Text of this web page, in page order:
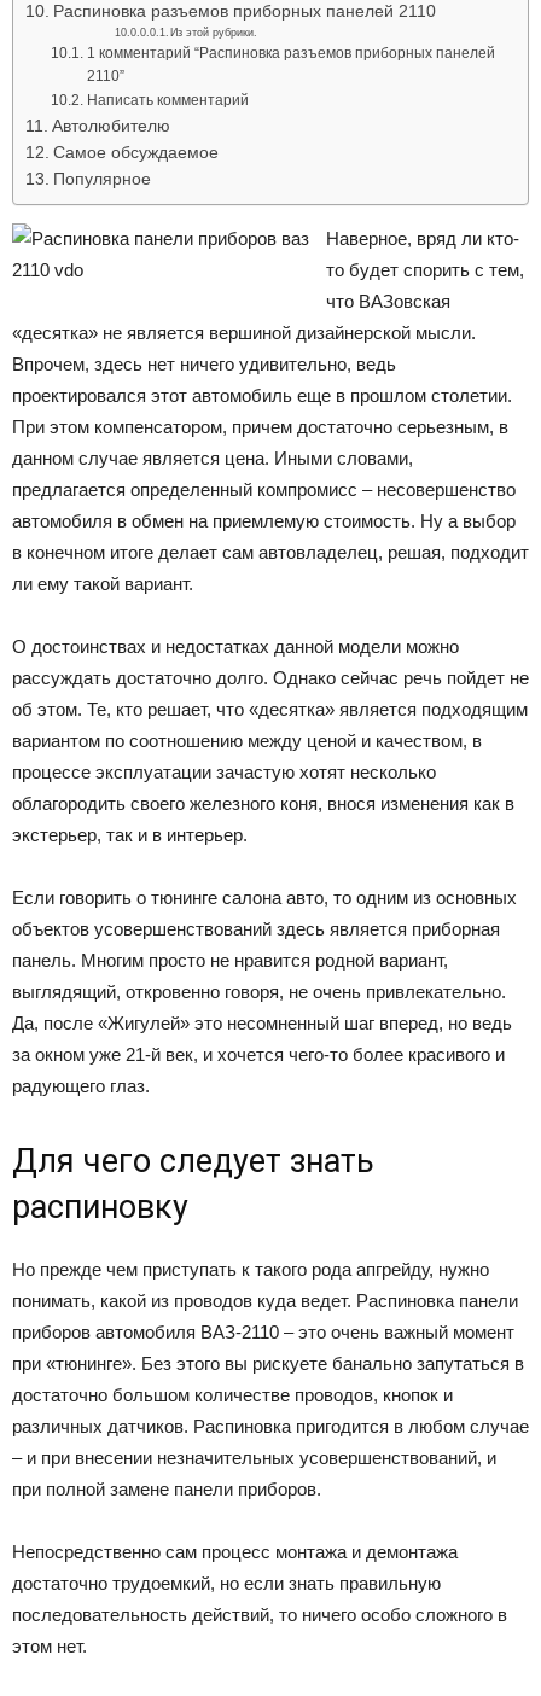
Распиновка разъемов приборных панелей 2110
Из этой рубрики.
1 комментарий “Распиновка разъемов приборных панелей
2110”
Написать комментарий
Автолюбителю
Самое обсуждаемое
Популярное
Наверное, вряд ли кто-
то будет спорить с тем,
что ВАЗовская
«десятка» не является вершиной дизайнерской мысли.
Впрочем, здесь нет ничего удивительно, ведь
проектировался этот автомобиль еще в прошлом столетии.
При этом компенсатором, причем достаточно серьезным, в
данном случае является цена. Иными словами,
предлагается определенный компромисс – несовершенство
автомобиля в обмен на приемлемую стоимость. Ну а выбор
в конечном итоге делает сам автовладелец, решая, подходит
ли ему такой вариант.
О достоинствах и недостатках данной модели можно
рассуждать достаточно долго. Однако сейчас речь пойдет не
об этом. Те, кто решает, что «десятка» является подходящим
вариантом по соотношению между ценой и качеством, в
процессе эксплуатации зачастую хотят несколько
облагородить своего железного коня, внося изменения как в
экстерьер, так и в интерьер.
Если говорить о тюнинге салона авто, то одним из основных
объектов усовершенствований здесь является приборная
панель. Многим просто не нравится родной вариант,
выглядящий, откровенно говоря, не очень привлекательно.
Да, после «Жигулей» это несомненный шаг вперед, но ведь
за окном уже 21-й век, и хочется чего-то более красивого и
радующего глаз.
Для чего следует знать
распиновку
Но прежде чем приступать к такого рода апгрейду, нужно
понимать, какой из проводов куда ведет. Распиновка панели
приборов автомобиля ВАЗ-2110 – это очень важный момент
при «тюнинге». Без этого вы рискуете банально запутаться в
достаточно большом количестве проводов, кнопок и
различных датчиков. Распиновка пригодится в любом случае
– и при внесении незначительных усовершенствований, и
при полной замене панели приборов.
Непосредственно сам процесс монтажа и демонтажа
достаточно трудоемкий, но если знать правильную
последовательность действий, то ничего особо сложного в
этом нет.